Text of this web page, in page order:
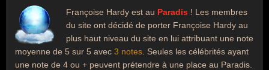
Françoise Hardy est au Paradis ! Les membres
du site ont décidé de porter Françoise Hardy au
plus haut niveau du site en lui attribuant une note
moyenne de 5 sur 5 avec 3 notes . Seules les célébrités ayant
une note de 4 ou + peuvent prétendre à une place au Paradis.